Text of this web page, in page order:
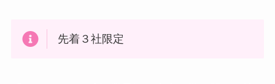
先着３社限定